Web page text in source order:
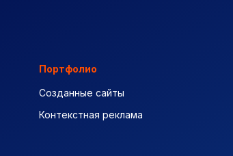
Портфолио
Созданные сайты
Контекстная реклама